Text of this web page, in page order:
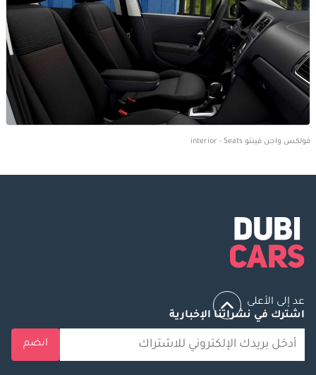
فولكس واجن فينتو interior - Seats
عد إلى الأعلى
اشترك في نشراتنا الإخبارية
انضم